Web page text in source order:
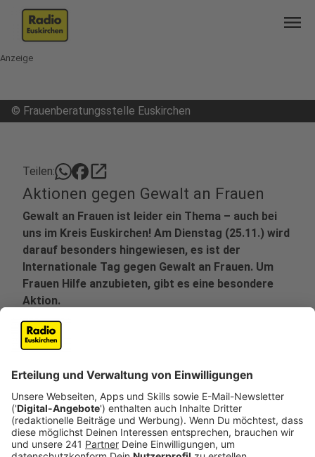
menu
Anzeige
© Frauenberatungsstelle Euskirchen
Teilen: open_in_new
Aktionen gegen Gewalt an Frauen
Gewalt an Frauen ist leider ein Thema – auch bei
uns im Kreis Euskirchen! Am Dienstag (25.11.) wird
darauf besonders hingewiesen, es ist der
Internationale Tag gegen Gewalt an Frauen. Um
Frauen Hilfe anzubieten, gibt es eine besondere
Aktion.
Veröffentlicht:
Die Euskirchener Frauenberatungsstelle lässt 10.000
Brötchentüten in Bäckereien im südlichen Kreis
Euskirchen verteilten. Darauf sind Notfallnummern und